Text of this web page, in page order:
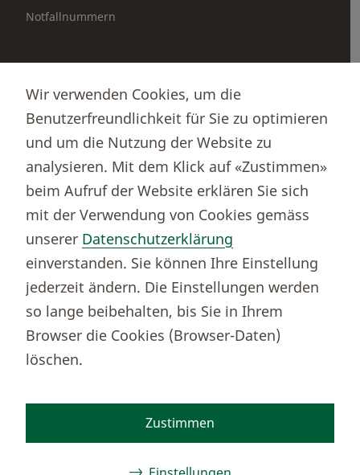
Notfallnummern
Börsenportal Yourmoney
Thurgauer Kantonalbank
Bankenclearingnr.
784
BIC (SWIFT)
KBTGCH22
Weitere TKB Nummern
Rechtliche Hinweise
Barrierefreiheit
Cookie-Einstellungen
FacebookInstagram
TikTokYoutube
Wir verwenden Cookies, um die
Benutzerfreundlichkeit für Sie zu optimieren
und um die Nutzung der Website zu
analysieren. Mit dem Klick auf «Zustimmen»
beim Aufruf der Website erklären Sie sich
mit der Verwendung von Cookies gemäss
unserer Datenschutzerklärung
einverstanden. Sie können Ihre Einstellung
jederzeit ändern. Die Einstellungen werden
so lange beibehalten, bis Sie in Ihrem
Browser die Cookies (Browser-Daten)
löschen.
Zustimmen